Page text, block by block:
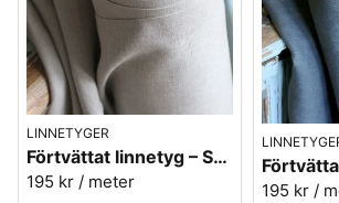
LINNETYGER
Förtvättat linnetyg – Sand (170 g/m²)
195 kr / meter 195 kr /